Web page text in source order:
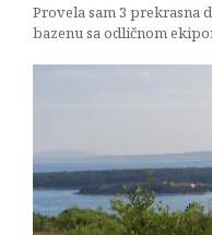
Provela sam 3 prekrasna
bazenu sa odličnom